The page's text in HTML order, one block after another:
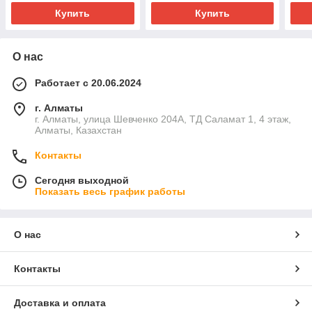
Купить Купить
О нас
Работает с 20.06.2024
г. Алматы
г. Алматы, улица Шевченко 204А, ТД Саламат 1, 4 этаж,
Алматы, Казахстан
Контакты
Сегодня выходной
Показать весь график работы
О нас
Контакты
Доставка и оплата